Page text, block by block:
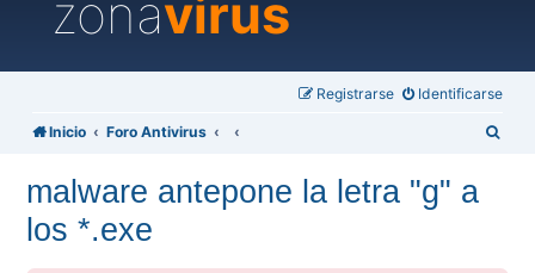
zonavirus
Identificarse
Registrarse
Inicio Foro Antivirus
malware antepone la letra "g" a
los *.exe